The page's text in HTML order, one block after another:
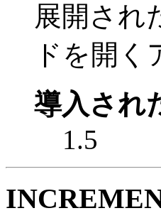
展開され
ドを開く
導入され
1.5